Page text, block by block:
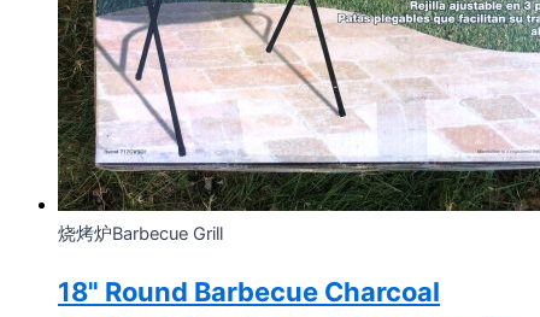
烧烤炉Barbecue Grill
18" Round Barbecue Charcoal